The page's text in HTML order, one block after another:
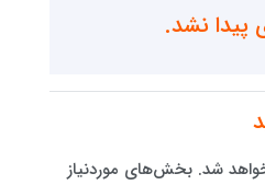
پیدا نشد.
شد. بخش‌های موردنیاز